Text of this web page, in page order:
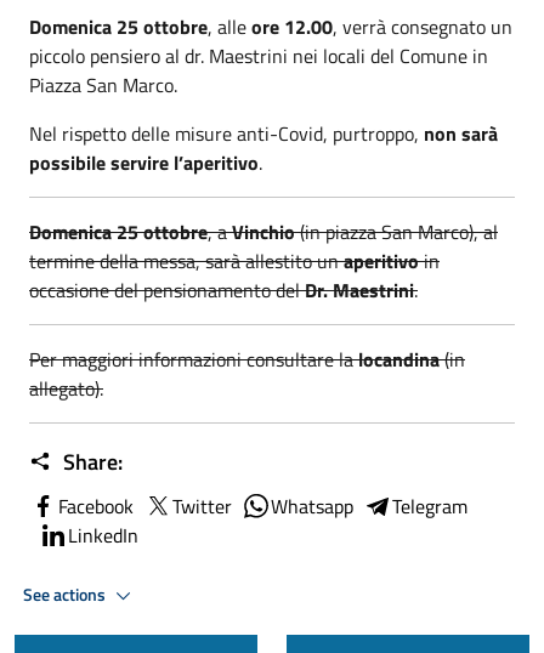
Domenica 25 ottobre, alleore 12.00, verrà consegnato un
piccolo pensiero al dr. Maestrini nei locali del Comune in
Piazza San Marco.
Nel rispetto delle misure anti-Covid, purtroppo, non sarà
possibile servire l’aperitivo.
Domenica 25 ottobre, aVinchio(in piazza San Marco), al
termine della messa, sarà allestito unaperitivoin
occasione del pensionamento delDr. Maestrini.
Per maggiori informazioni consultare lalocandina(in
allegato).
Share:
Facebook Twitter Whatsapp
Telegram
LinkedIn
See actions